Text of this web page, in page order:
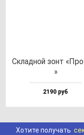
Склад­ной зонт
»
2190 руб
Хотите получать